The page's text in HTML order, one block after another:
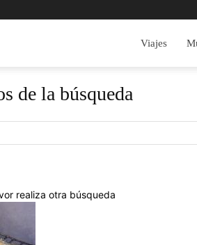
Viajes
de la búsqueda
realiza otra búsqueda